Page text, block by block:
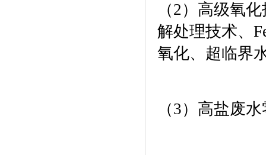
（2 ）高级氧
解处理技术、
氧化、超临界
（3）高盐废